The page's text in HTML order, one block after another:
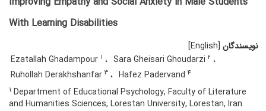
With Learning Disabilities
نویسندگان [English]
Ezatallah Ghadampour 1 Sara Gheisari Ghoudarzi 2
Ruhollah Derakhshanfar 3 Hafez Padervand 4
1 Department of Educational Psychology, Faculty of Literature
and Humanities Sciences, Lorestan University, Lorestan, Iran